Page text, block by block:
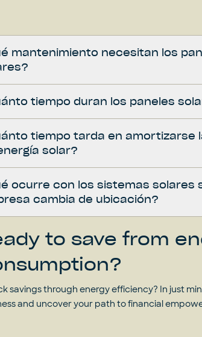
mantenimiento necesitan los
tiempo duran los paneles
tiempo tarda en amortizarse
solar?
ocurre con los sistemas solares
cambia de ubicación?
to save from
savings through energy efficiency? In just
and uncover your path to financial